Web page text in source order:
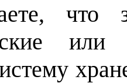
что